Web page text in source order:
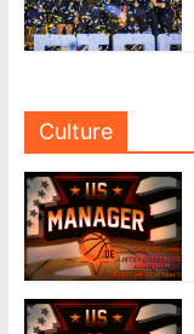
Culture